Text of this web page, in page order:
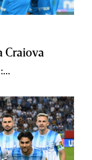
Craiova